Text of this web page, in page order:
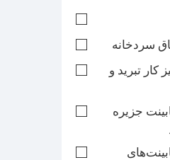
سردخانه
کار تبرید و
جزیره